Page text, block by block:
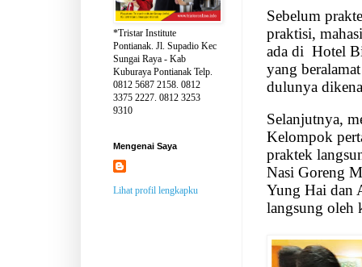
Sebelum
praktisi,
ada di Hotel
yang
dulunya
Selanjutnya,
Kelompok
praktek
Nasi Goreng
Yung Hai dan
langsung oleh
*Tristar Institute
Pontianak. Jl. Supadio Kec
Sungai Raya - Kab
Kuburaya Pontianak Telp.
0812 5687 2158. 0812
3375 2227. 0812 3253
9310
Mengenai Saya
Lihat profil lengkapku